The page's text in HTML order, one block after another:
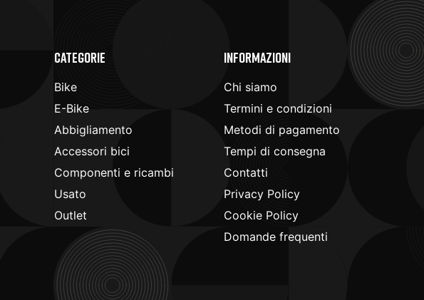
Categorie
Bike
E-Bike
Abbigliamento
Accessori bici
Componenti e ricambi
Usato
Outlet
Informazioni
Chi siamo
Termini e condizioni
Metodi di pagamento
Tempi di consegna
Contatti
Privacy Policy
Cookie Policy
Domande frequenti